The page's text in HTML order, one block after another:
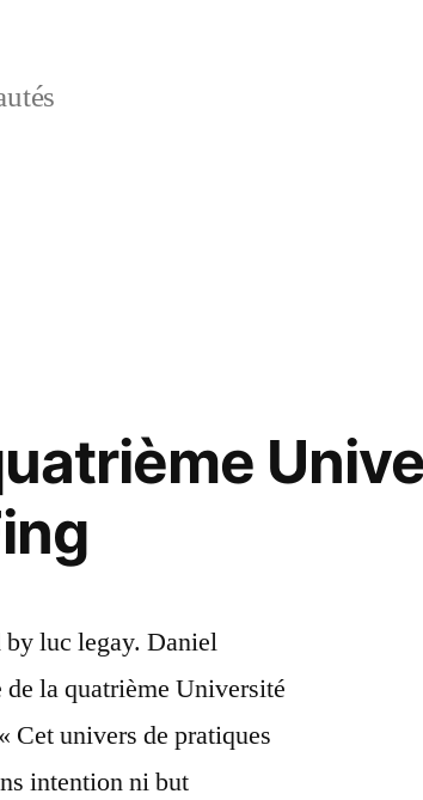
luc legay. Daniel
de la quatrième Université
Cet univers de pratiques
intention ni but